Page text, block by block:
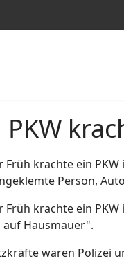
Früh krachte ein
Person,
Früh krachte ein
Hausmauer".
waren Polizei